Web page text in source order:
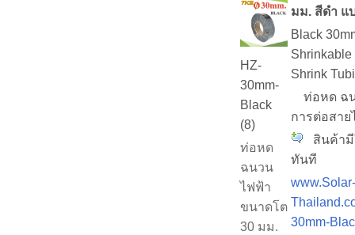
HZ-
30mm-
Black
(8)
ท่อหด
ฉนวน
ไฟฟ้า
ขนาดโต
30 มม.
มม. สีดำ แ
Black
Shrinkable
Shrink
ท่อหด ฉน
การต่อสา
สินค้ามี
ทันที
www.Solar-
30mm-